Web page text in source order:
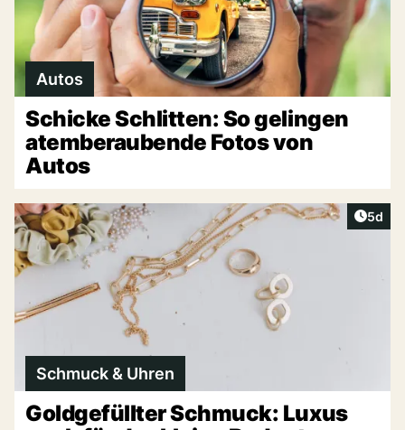
Autos
Schicke Schlitten: So gelingen
atemberaubende Fotos von
Autos
5d
Schmuck & Uhren
Goldgefüllter Schmuck: Luxus